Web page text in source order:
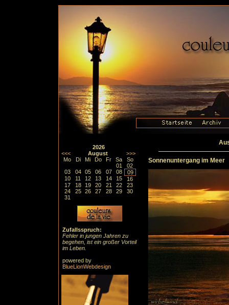
2026
<<<
August
>>>
Mo
Di Mi Do Fr Sa
So
01
02
03
04 05 06 07 08
09
10
11 12 13 14 15
16
17
18 19 20 21 22
23
24
25 26 27 28 29
30
31
Zufallsspruch:
Fehler in jungen Jahren zu
begehen, ist ein großer Vorteil
im Leben.
powered by
BlueLionWebdesign
Sonnenuntergang im Meer